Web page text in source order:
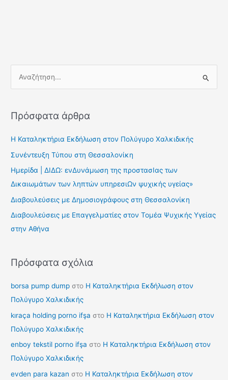
ζ
σ
η
γ
ι
α
Πρόσφατα άρθρα
Η Καταληκτήρια Εκδήλωση στον Πολύγυρο Χαλκιδικής
Συνέντευξη Τύπου στη Θεσσαλονίκη
Ημερίδα | ΔΙΔΩ: ενΔυνάμωση της προστασΙας των
Δικαιωμάτων των ληπτών υπηρεσιΩν ψυχικής υγείας»
Διαβουλεύσεις με Δημοσιογράφους στη Θεσσαλονίκη
Διαβουλεύσεις με Επαγγελματίες στον Τομέα Ψυχικής Υγείας
στην Αθήνα
Πρόσφατα σχόλια
borsa pump dump στο Η Καταληκτήρια Εκδήλωση στον
Πολύγυρο Χαλκιδικής
kıraça holding porno ifşa στο Η Καταληκτήρια Εκδήλωση στον
Πολύγυρο Χαλκιδικής
enboy tekstil porno ifşa στο Η Καταληκτήρια Εκδήλωση στον
Πολύγυρο Χαλκιδικής
evden para kazan στο Η Καταληκτήρια Εκδήλωση στον